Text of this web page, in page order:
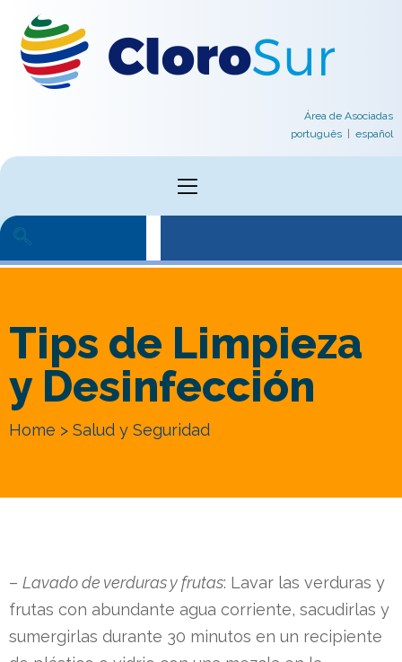
Área de Asociadas
português
español
Tips de Limpieza
y Desinfección
Home > Salud y Seguridad
– Lavado de verduras y frutas: Lavar las verduras y
frutas con abundante agua corriente, sacudirlas y
sumergirlas durante 30 minutos en un recipiente